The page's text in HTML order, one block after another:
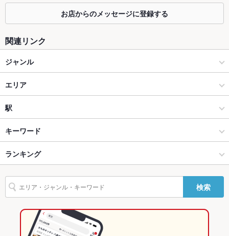
あり ：ご用意しております。
貸切
貸切可 ：貸切は、最大75名OK ※応相談 プランによって条件
夜景がきれ
いなお席
設備
Wi-Fi
ー
駐車場 なし ：近隣のコインパーキングをご利用ください。
カラオケ設
あり
お店からのメッセージに登録する
関連リンク
ジャンル
ダイニングバー・バル
洋・和洋・各国料理・その他
熊本市(上通り･下通り･新市街) × ダイニングバー・バル
熊本市(上通り･下通り･新市街) × 洋・和洋・各国料理・その他
通町筋駅 × ダイニングバー・バル
通町筋駅 × 洋・和洋・各国料理・その他
エリア
下通り（通町筋～銀座通り）
下通り（通町筋～銀座通り） × ダイニングバー・バル
下通り（通町筋～銀座通り） × 洋・和洋・各国料理・その他
下通り（通町筋～銀座通り） × 居酒屋
下通り（通町筋～銀座通り） × 洋・和洋・各国料理・その他
駅
熊本城・市役所前駅
水道町駅
通町筋駅
キーワード
手羽先 からあげ シーフード
ランキング
熊本のグルメランキング
熊本のダイニングバー・バルランキング
熊本市(上通り･下通り･新市街)のグルメランキング
検索